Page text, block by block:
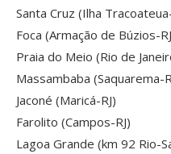
Santa Cruz (Ilha
Foca (Armação de Búzios-
Praia do Meio (Rio de
Massambaba (Saquarema-
Jaconé (Maricá-RJ)
Farolito (Campos-RJ)
Lagoa Grande (km 92 Rio-